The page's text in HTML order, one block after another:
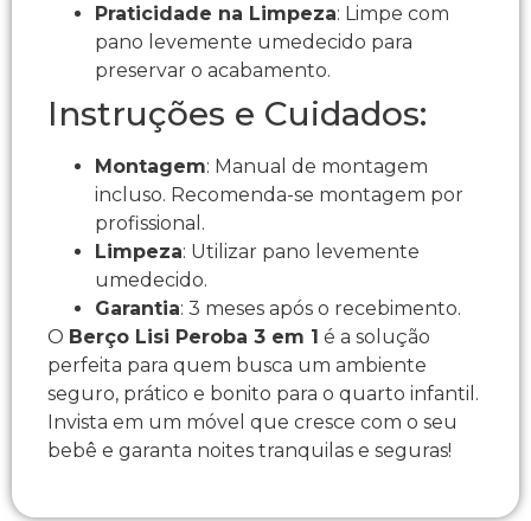
Praticidade na Limpeza: Limpe com
pano levemente umedecido para
preservar o acabamento.
Instruções e Cuidados:
Montagem: Manual de montagem
incluso. Recomenda-se montagem por
profissional.
Limpeza: Utilizar pano levemente
umedecido.
Garantia: 3 meses após o recebimento.
O Berço Lisi Peroba 3 em 1 é a solução
perfeita para quem busca um ambiente
seguro, prático e bonito para o quarto infantil.
Invista em um móvel que cresce com o seu
bebê e garanta noites tranquilas e seguras!